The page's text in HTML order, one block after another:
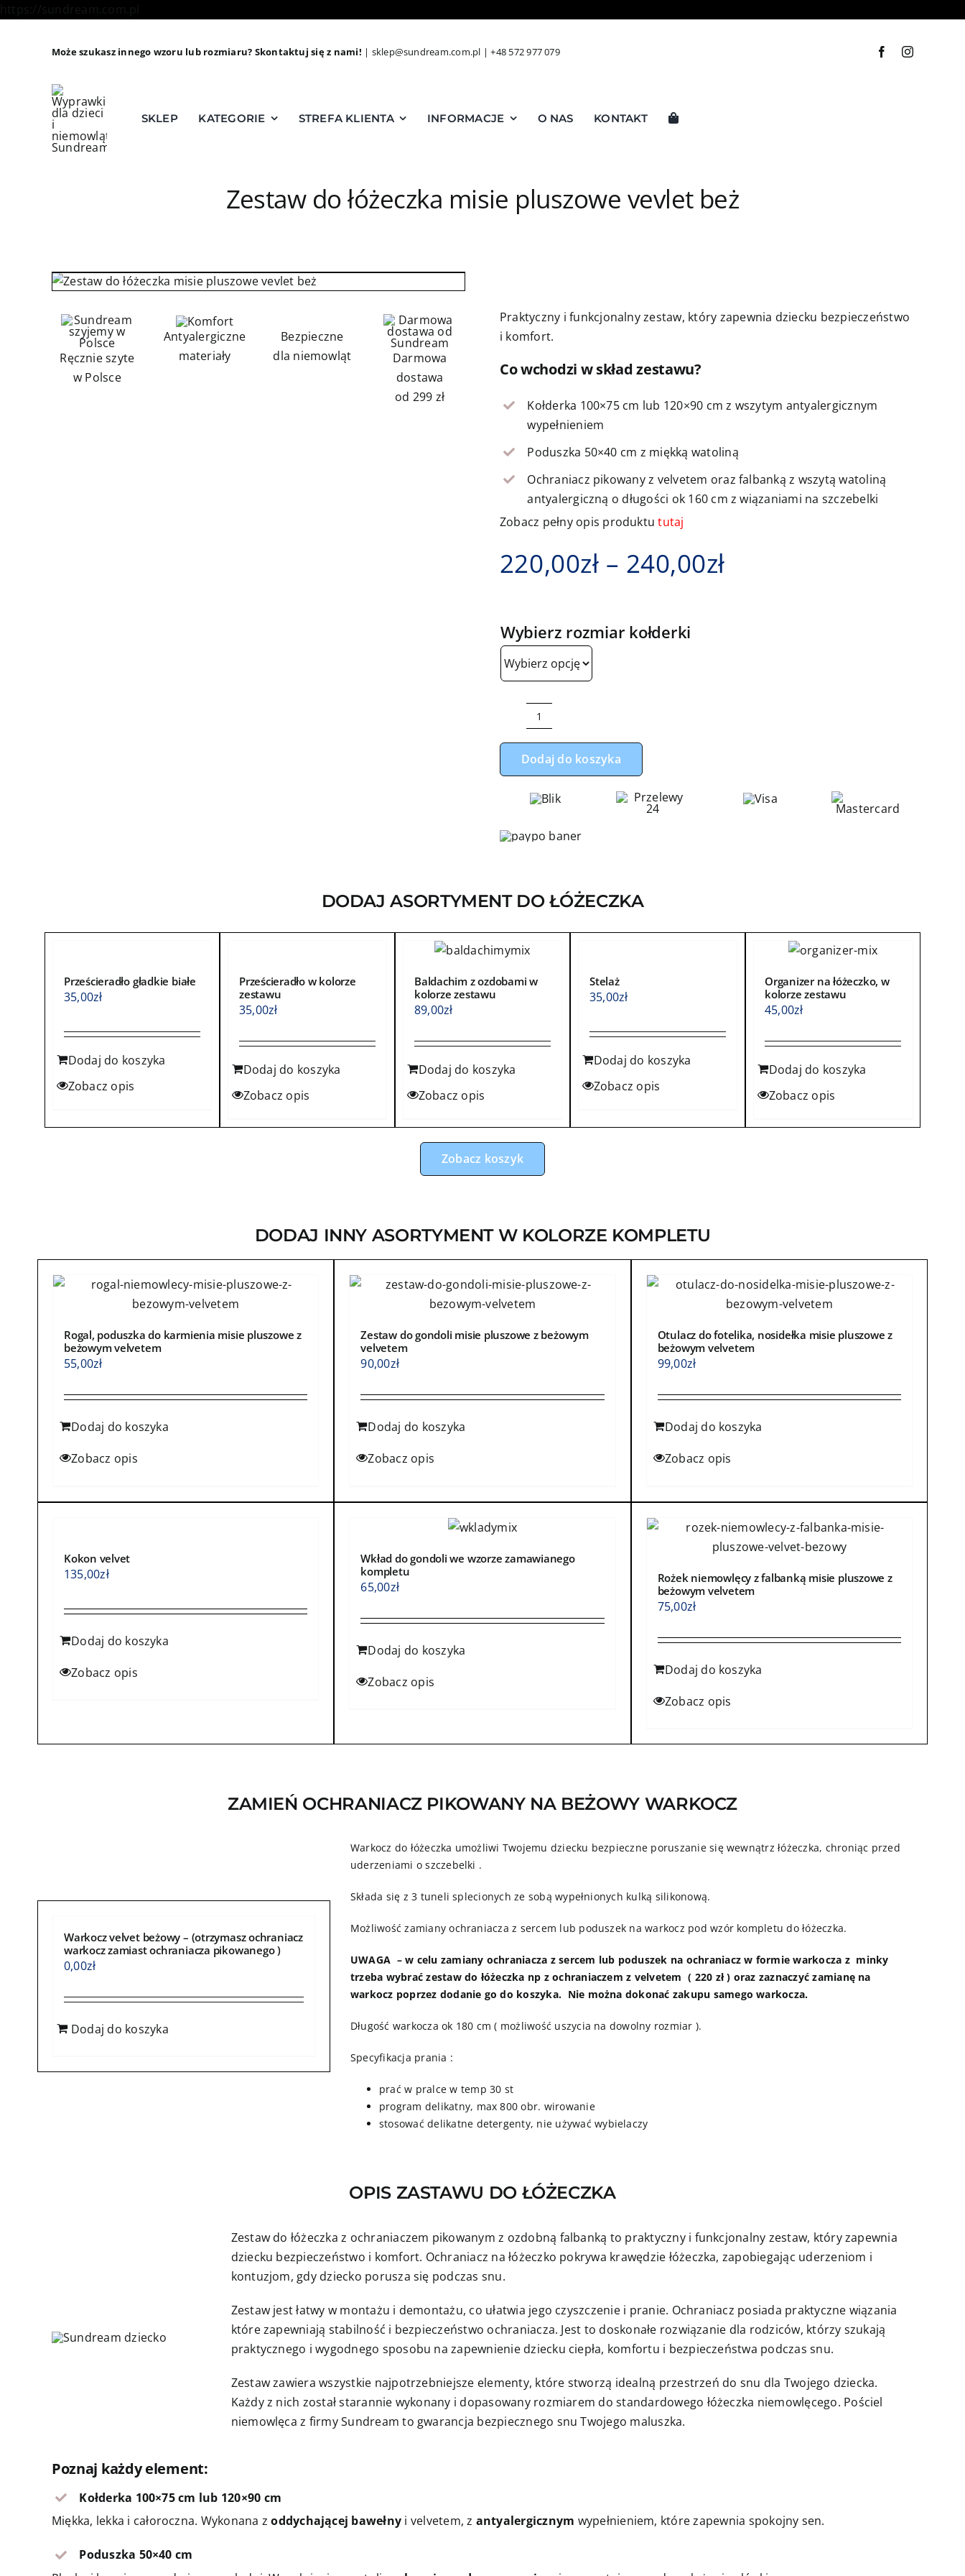
content
Może szukasz innego wzoru lub rozmiaru? Skontaktuj się z nami! | sklep@sundream.com.pl |+48 572 977 079
SKLEP KATEGORIE STREFA KLIENTA INFORMACJE O NAS KONTAKT
Zestaw do łóżeczka misie pluszowe vevlet beż
Ręcznie szyte
w Polsce
Antyalergiczne
materiały
Bezpieczne
dla niemowląt
Darmowa
dostawa
od 299 zł
Praktyczny i funkcjonalny zestaw, który zapewnia dziecku bezpieczeństwo
i komfort.
Co wchodzi w skład zestawu?
Kołderka 100×75 cm lub 120×90 cm z wszytym antyalergicznym
wypełnieniem
Poduszka 50×40 cm z miękką watoliną
Ochraniacz pikowany z velvetem oraz falbanką z wszytą watoliną
antyalergiczną o długości ok 160 cm z wiązaniami na szczebelki
Zobacz pełny opis produktututaj
220,00zł – 240,00złZakres
Wybierz rozmiar kołderki
ilość
Zestaw
do
misie
vevlet
Dodaj do koszyka
DODAJ ASORTYMENT DO ŁÓŻECZKA
Prześcieradło gładkie białe
35,00zł
Dodaj do koszyka
Zobacz opis
Prześcieradło w kolorze
zestawu
35,00zł
Dodaj do koszyka
Zobacz opis
Baldachim z ozdobami w
kolorze zestawu
89,00zł
Dodaj do koszyka
Zobacz opis
Stelaż
35,00zł
Dodaj do koszyka
Zobacz opis
Organizer na łóżeczko, w
kolorze zestawu
45,00zł
Dodaj do koszyka
Zobacz opis
Zobacz koszyk
DODAJ INNY ASORTYMENT W KOLORZE KOMPLETU
Rogal, poduszka do karmienia misie pluszowe z
beżowym velvetem
55,00zł
Dodaj do koszyka
Zobacz opis
Zestaw do gondoli misie pluszowe z beżowym
velvetem
90,00zł
Dodaj do koszyka
Zobacz opis
Otulacz do fotelika, nosidełka misie pluszowe z
beżowym velvetem
99,00zł
Dodaj do koszyka
Zobacz opis
Kokon velvet
135,00zł
Dodaj do koszyka
Zobacz opis
Wkład do gondoli we wzorze zamawianego
kompletu
65,00zł
Dodaj do koszyka
Zobacz opis
Rożek niemowlęcy z falbanką misie pluszowe z
beżowym velvetem
75,00zł
Dodaj do koszyka
Zobacz opis
ZAMIEŃ OCHRANIACZ PIKOWANY NA BEŻOWY WARKOCZ
Warkocz velvet beżowy – (otrzymasz ochraniacz
warkocz zamiast ochraniacza pikowanego )
0,00zł
Dodaj do koszyka
Warkocz do łóżeczka umożliwi Twojemu dziecku bezpieczne poruszanie się wewnątrz łóżeczka, chroniąc przed
uderzeniami o szczebelki .
Składa się z 3 tuneli splecionych ze sobą wypełnionych kulką silikonową.
Możliwość zamiany ochraniacza z sercem lub poduszek na warkocz pod wzór kompletu do łóżeczka.
UWAGA – w celu zamiany ochraniacza z sercem lub poduszek na ochraniacz w formie warkocza z minky
trzeba wybrać zestaw do łóżeczka np z ochraniaczem z velvetem ( 220 zł ) oraz zaznaczyć zamianę na
warkocz poprzez dodanie go do koszyka. Nie można dokonać zakupu samego warkocza.
Długość warkocza ok 180 cm ( możliwość uszycia na dowolny rozmiar ).
Specyfikacja prania :
prać w pralce w temp 30 st
program delikatny, max 800 obr. wirowanie
stosować delikatne detergenty, nie używać wybielaczy
OPIS ZASTAWU DO ŁÓŻECZKA
Zestaw do łóżeczka z ochraniaczem pikowanym z ozdobną falbanką to praktyczny i funkcjonalny zestaw, który zapewnia
dziecku bezpieczeństwo i komfort. Ochraniacz na łóżeczko pokrywa krawędzie łóżeczka, zapobiegając uderzeniom i
kontuzjom, gdy dziecko porusza się podczas snu.
Zestaw jest łatwy w montażu i demontażu, co ułatwia jego czyszczenie i pranie. Ochraniacz posiada praktyczne wiązania
które zapewniają stabilność i bezpieczeństwo ochraniacza. Jest to doskonałe rozwiązanie dla rodziców, którzy szukają
praktycznego i wygodnego sposobu na zapewnienie dziecku ciepła, komfortu i bezpieczeństwa podczas snu.
Zestaw zawiera wszystkie najpotrzebniejsze elementy, które stworzą idealną przestrzeń do snu dla Twojego dziecka.
Każdy z nich został starannie wykonany i dopasowany rozmiarem do standardowego łóżeczka niemowlęcego. Pościel
niemowlęca z firmy Sundream to gwarancja bezpiecznego snu Twojego maluszka.
Poznaj każdy element:
Kołderka 100×75 cm lub 120×90 cm
Miękka, lekka i całoroczna. Wykonana zoddychającej bawełny i velvetem, z antyalergicznym wypełnieniem, które zapewnia spokojny sen.
Poduszka 50×40 cm